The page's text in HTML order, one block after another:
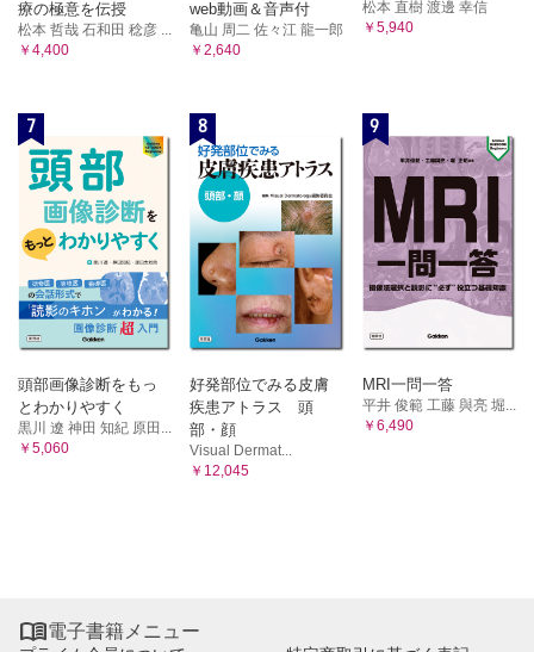
療の極意を伝授
松本 哲哉 石和田 稔彦 ...
￥4,400
web動画＆音声付
亀山 周二 佐々江 龍一郎
￥2,640
松本 直樹 渡邊 幸信
￥5,940
7
頭部画像診断をもっ
とわかりやすく
黒川 遼 神田 知紀 原田...
￥5,060
8
好発部位でみる皮膚
疾患アトラス 頭
部・顔
Visual Dermat...
￥12,045
9
MRI一問一答
平井 俊範 工藤 與亮 堀...
￥6,490
電子書籍メニュー